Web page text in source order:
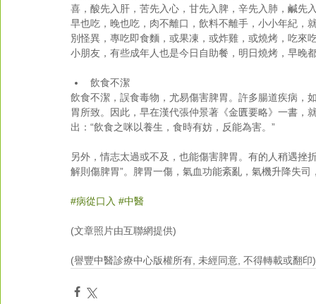
喜，酸先入肝，苦先入心，甘先入脾，辛先入肺，鹹先
早也吃，晚也吃，肉不離口，飲料不離手，小小年紀，
別怪異，專吃即食麵，或果凍，或炸雞，或燒烤，吃來
小朋友，有些成年人也是今日自助餐，明日燒烤，早晚
飲食不潔
飲食不潔，誤食毒物，尤易傷害脾胃。許多腸道疾病，
胃所致。因此，早在漢代張仲景著《金匱要略》一書，
出：“飲食之咪以養生，食時有妨，反能為害。”
另外，情志太過或不及，也能傷害脾胃。有的人稍遇挫
解則傷脾胃”。脾胃一傷，氣血功能紊亂，氣機升降失司
#病從口入 #中醫
(文章照片由互聯網提供)
(譽豐中醫診療中心版權所有, 未經同意, 不得轉載或翻印)